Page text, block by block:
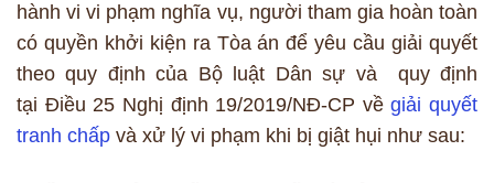
hành vi vi phạm nghĩa vụ, người tham gia hoàn toàn
có quyền khởi kiện ra Tòa án để yêu cầu giải quyết
theo quy định của Bộ luật Dân sự và quy định
tại Điều 25 Nghị định 19/2019/NĐ-CP vềgiải quyết
tranh chấp và xử lý vi phạm khi bị giật hụi như sau: